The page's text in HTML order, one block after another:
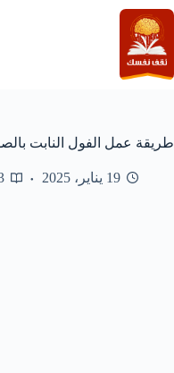
التجاوز
إلى
المحتوى
طريقة عمل الفول النابت
19 يناير، 2025